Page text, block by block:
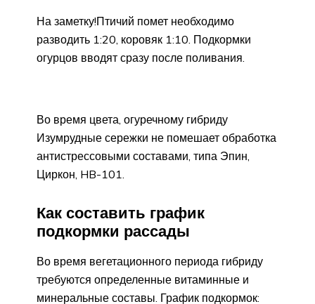
На заметку!Птичий помет необходимо
разводить 1:20, коровяк 1:10. Подкормки
огурцов вводят сразу после поливания.
Во время цвета, огуречному гибриду
Изумрудные сережки не помешает обработка
антистрессовыми составами, типа Эпин,
Циркон, HB-101.
Как составить график
подкормки рассады
Во время вегетационного периода гибриду
требуются определенные витаминные и
минеральные составы. График подкормок: